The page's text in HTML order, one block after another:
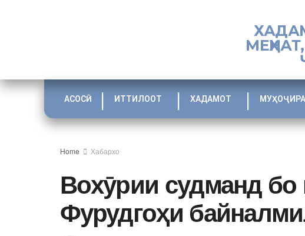
АСОСӢ ИТТИЛООТ ХАДАМОТ
Home Хабархо
Вохӯрии судманд
Фурудгоҳи